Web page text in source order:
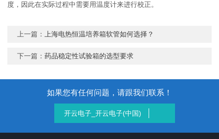
度，因此在实际过程中需要用温度计来进行校正。
上一篇：上海电热恒温培养箱软管如何选择？
下一篇：药品稳定性试验箱的选型要求
如果您有任何问题，请跟我们联系！
开云电子_开云电子(中国)